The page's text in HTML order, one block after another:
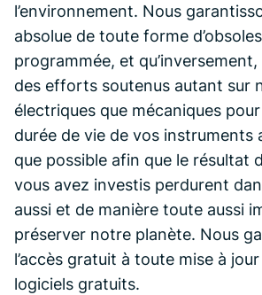
l’environnement. Nous
absolue de toute forme
programmée, et
des efforts soutenus autant sur
électriques que mécaniques
durée de vie de vos instruments
que possible afin que le résultat
vous avez investis perdurent
aussi et de manière toute aussi
préserver notre planète. Nous
l’accès gratuit à toute mise à
logiciels gratuits.